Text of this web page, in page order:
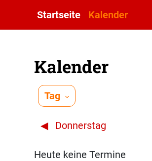
Startseite Kalender
Kalender
Tag
◀︎ Donnerstag
Heute keine Termine